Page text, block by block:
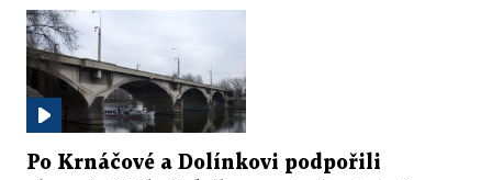
Po Krnáčové a Dolínkovi podpořili